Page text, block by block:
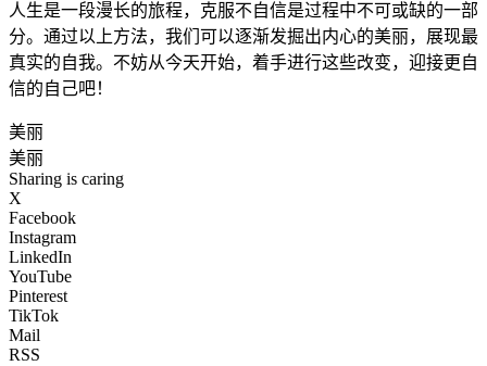
人生是一段漫长的旅程，克服不自信是过程中不可或缺的一部
分。通过以上方法，我们可以逐渐发掘出内心的美丽，展现最
真实的自我。不妨从今天开始，着手进行这些改变，迎接更自
信的自己吧！
美丽
美丽
Sharing is caring
X
Facebook
Instagram
LinkedIn
YouTube
Pinterest
TikTok
Mail
RSS